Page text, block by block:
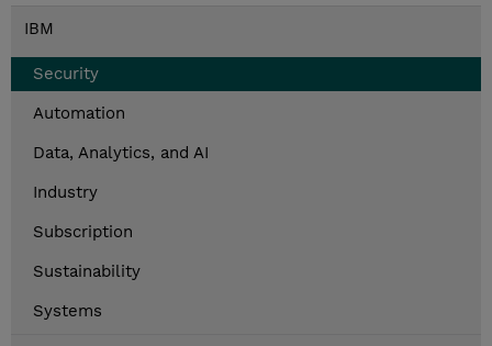
IBM
Security
Automation
Data, Analytics, and AI
Industry
Subscription
Sustainability
Systems